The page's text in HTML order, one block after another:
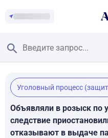
Главная
/
Смотреть заданные вопросы
/
Задать вопрос
Уголовный процесс
Объявляли в розыск по
следствие
отказывают в выдаче